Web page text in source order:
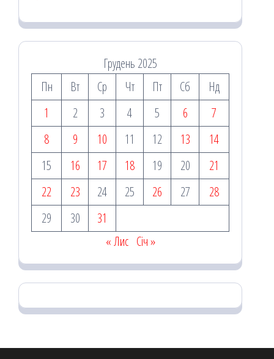
Грудень 2025
Пн
Вт Ср Чт Пт Сб
Нд
1
2 3 4 5 6
7
8
9 10 11 12 13
14
15
16 17 18 19 20
21
22
23 24 25 26 27
28
29
30
31
« Лис Січ »